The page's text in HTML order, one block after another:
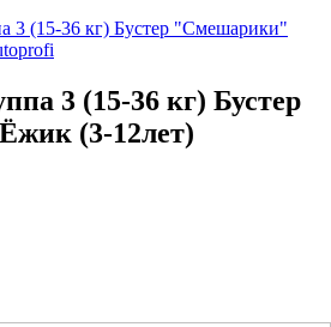
3 (15-36 кг) Бустер "Смешарики"
3 (15-36 кг) Бустер
(3-12лет)